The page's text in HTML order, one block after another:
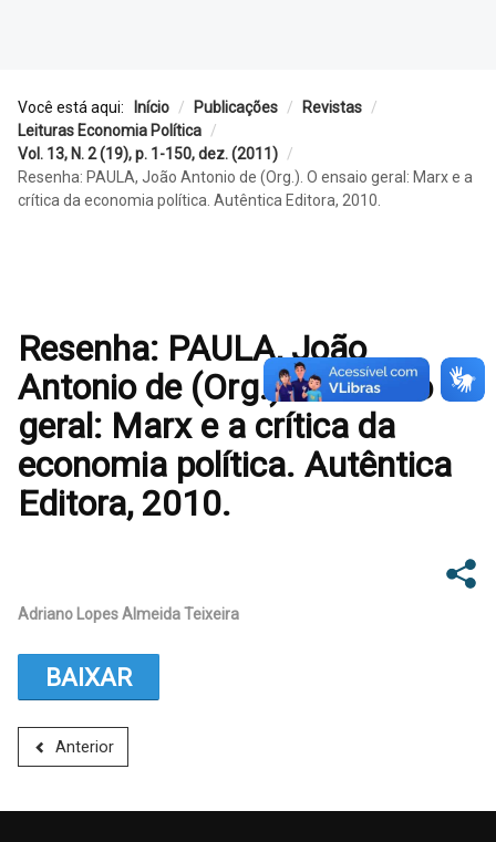
Você está aqui: Início / Publicações / Revistas /
Leituras Economia Política /
Vol. 13, N. 2 (19), p. 1-150, dez. (2011) /
Resenha: PAULA, João Antonio de (Org.). O ensaio geral: Marx e a
crítica da economia política. Autêntica Editora, 2010.
Resenha: PAULA, João
Antonio de (Org.). O ensaio
geral: Marx e a crítica da
economia política. Autêntica
Editora, 2010.
Adriano Lopes Almeida Teixeira
BAIXAR
Anterior